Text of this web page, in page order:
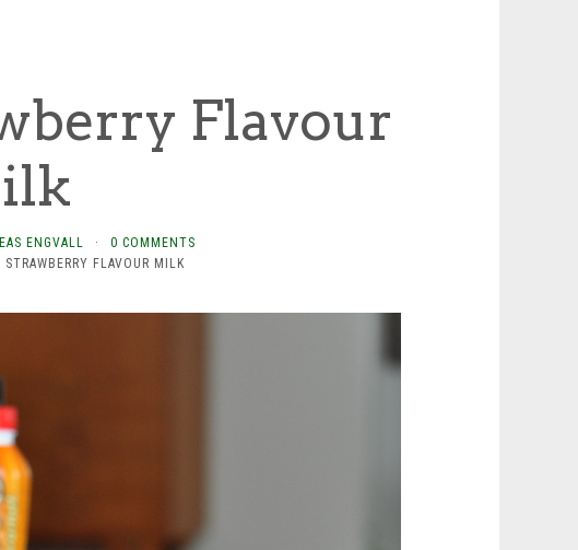
Flavour
ENGVALL ·
0 COMMENTS
STRAWBERRY FLAVOUR MILK